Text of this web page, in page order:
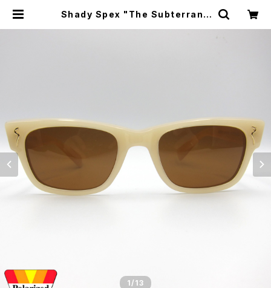
Shady Spex "The Subterrane
1/13